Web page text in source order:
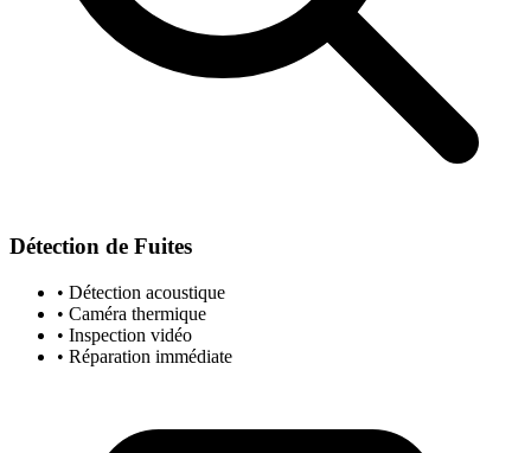
Détection de Fuites
• Détection acoustique
• Caméra thermique
• Inspection vidéo
• Réparation immédiate